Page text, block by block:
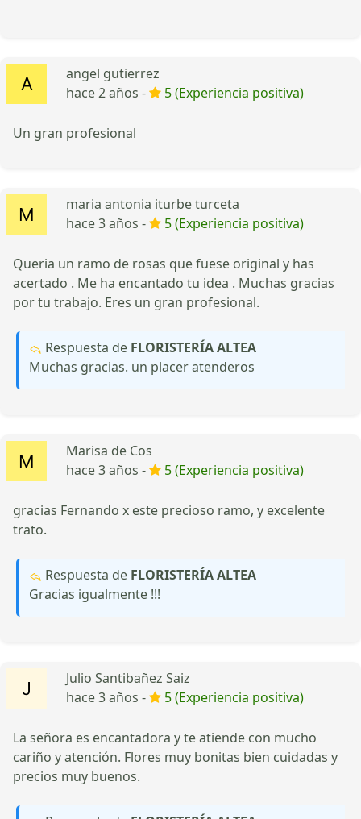
angel gutierrez
hace 2 años -
5 (Experiencia positiva)
Un gran profesional
maria antonia iturbe turceta
hace 3 años -
5 (Experiencia positiva)
Queria un ramo de rosas que fuese original y has
acertado . Me ha encantado tu idea . Muchas gracias
por tu trabajo. Eres un gran profesional.
Respuesta de FLORISTERÍA ALTEA
Muchas gracias. un placer atenderos
Marisa de Cos
hace 3 años -
5 (Experiencia positiva)
gracias Fernando x este precioso ramo, y excelente
trato.
Respuesta de FLORISTERÍA ALTEA
Gracias igualmente !!!
Julio Santibañez Saiz
hace 3 años -
5 (Experiencia positiva)
La señora es encantadora y te atiende con mucho
cariño y atención. Flores muy bonitas bien cuidadas y
precios muy buenos.